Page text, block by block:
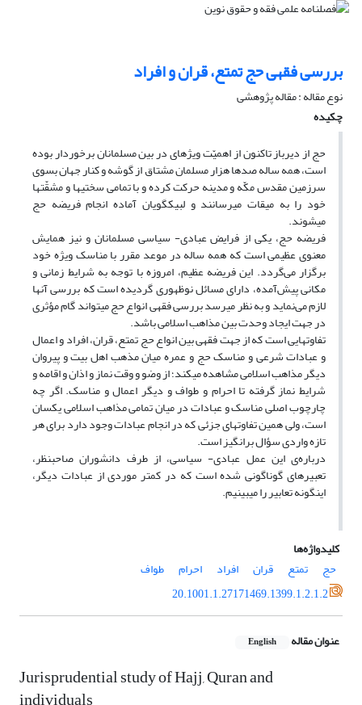
بررسی فقهی حج تمتع، قران و افراد
نوع مقاله : مقاله پژوهشی
چکیده
حج از دیرباز تاکنون از اهمیّت ویژه‏اى در بین مسلمانان برخوردار بوده
است، همه ساله صدها هزار مسلمان مشتاق از گوشه و کنار جهان بسوى
سرزمین مقدس مکّه و مدینه حرکت کرده و با تمامى سختی­ها و مشقّت­ها
خود را به میقات مى‏رسانند و لبیک‏گویان آماده انجام فریضه حج
مى‏شوند.
فریضه حج، یکی از فرایض عبادی- سیاسی مسلمانان و نیز همایش
معنوی عظیمی است که همه ‌ساله در موعد مقرر با مناسک ویژه خود
برگزار می‌گردد. این فریضه عظیم، امروزه با توجه به شرایط زمانی و
مکانی پیش‌آمده، دارای مسائل نوظهوری گردیده است که بررسی آنها
لازم می‌نماید و به نظر می­رسد بررسی فقهی انواع حج می­تواند گام مؤثری
در جهت ایجاد وحدت بین مذاهب اسلامی باشد.
تفاوت­هایی است که از جهت فقهی بین انواع حج تمتع، قران، افراد و اعمال
و عبادات شرعی و مناسک حج و عمره میان مذهب اهل بیت و پیروان
دیگر مذاهب اسلامی مشاهده می­کند؛ از وضو و وقت نماز و اذان و اقامه و
شرایط نماز گرفته تا احرام و طواف و دیگر اعمال و مناسک. اگر چه
چارچوب اصلی مناسک و عبادات در میان تمامی مذاهب اسلامی یکسان
است، ولی همین تفاوت­های جزئی که در انجام عبادات وجود دارد برای هر
تازه واردی سؤال برانگیز است.
درباره‌ی این عمل عبادى- سیاسى، از طرف دانشوران صاحبنظر،
تعبیرهاى گوناگونى شده است که در کمتر موردى از عبادات دیگر،
اینگونه تعابیر را مى‏بینیم.
کلیدواژه‌ها
حج
تمتع قران افراد احرام
طواف
20.1001.1.27171469.1399.1.2.1.2
عنوان مقاله English
Jurisprudential study of Hajj, Quran and